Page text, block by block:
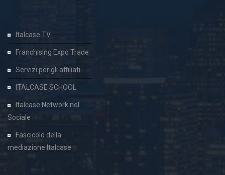
Italcase TV
Franchising Expo Trade
Servizi per gli affiliati
ITALCASE SCHOOL
Italcase Network nel
Sociale
Fascicolo della
mediazione Italcase